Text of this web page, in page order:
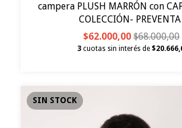
campera PLUSH MARRÓN con
COLECCIÓN-
$62.000,00 $68.000,00
3 cuotas sin interés de
SIN STOCK